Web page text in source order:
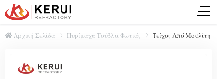
Αρχική Σελίδα Πυρίμαχα Τούβλα Φωτιάς Τείχος Από Μουλίτη